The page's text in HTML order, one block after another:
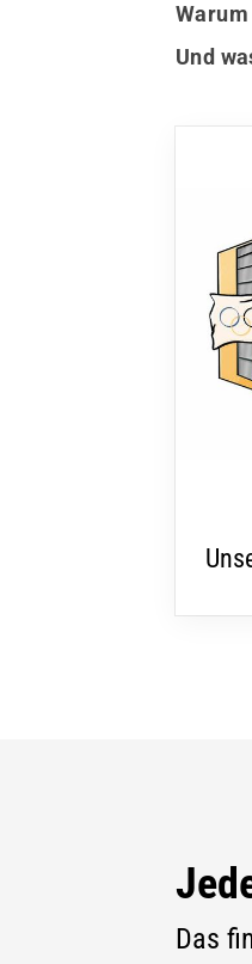
Und
Das